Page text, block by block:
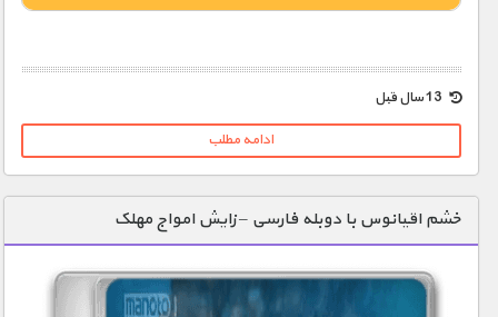
1900 تومان – خريد لينک دانلود (افزودن به سبد خريد)
ادامه مطلب
خشم اقیانوس با دوبله فارسی – زایش امواج مهلک